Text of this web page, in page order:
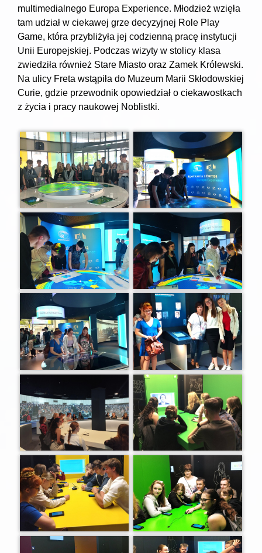
multimedialnego Europa Experience. Młodzież wzięła
tam udział w ciekawej grze decyzyjnej Role Play
Game, która przybliżyła jej codzienną pracę instytucji
Unii Europejskiej. Podczas wizyty w stolicy klasa
zwiedziła również Stare Miasto oraz Zamek Królewski.
Na ulicy Freta wstąpiła do Muzeum Marii Skłodowskiej
Curie, gdzie przewodnik opowiedział o ciekawostkach
z życia i pracy naukowej Noblistki.